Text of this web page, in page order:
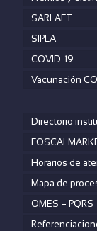
SARLAFT
SIPLA
COVID-19
Vacunación
Directorio
Horarios de
Mapa de
OMES – PQRS